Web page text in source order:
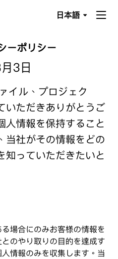
日本語
ーポリシー
3日
イル、プロジェク
いただきありがとうご
人情報を保持すること
当社がその情報をどの
知っていただきたいと
場合にのみお客様の情報を
のやり取りの目的を達成す
情報のみを収集します。当